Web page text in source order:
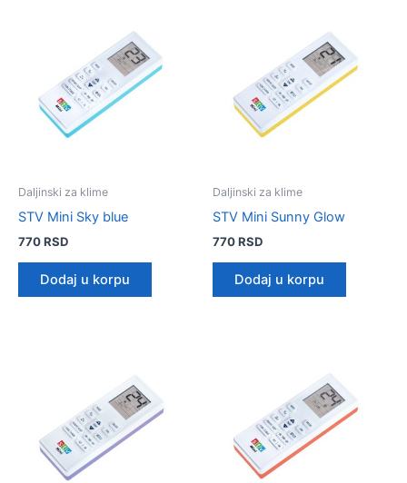
Daljinski za klime
STV Mini Sky blue
770RSD
Dodaj u korpu
Daljinski za klime
STV Mini Sunny Glow
770RSD
Dodaj u korpu